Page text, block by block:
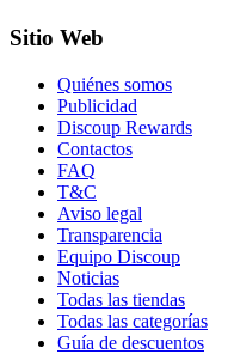
Sitio Web
Quiénes somos
Publicidad
Discoup Rewards
Contactos
FAQ
T&C
Aviso legal
Transparencia
Equipo Discoup
Noticias
Todas las tiendas
Todas las categorías
Guía de descuentos